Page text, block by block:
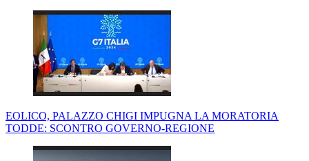
EOLICO, PALAZZO CHIGI IMPUGNA LA MORATORIA
TODDE: SCONTRO GOVERNO-REGIONE